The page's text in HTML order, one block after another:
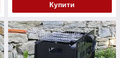
Купити